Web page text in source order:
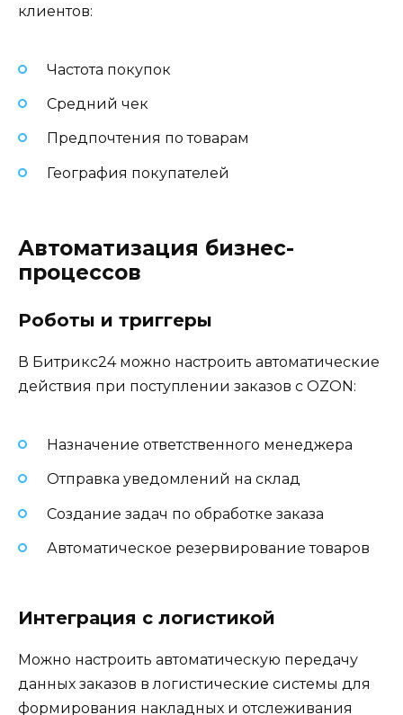
клиентов:
Частота покупок
Средний чек
Предпочтения по товарам
География покупателей
Автоматизация бизнес-
процессов
Роботы и триггеры
В Битрикс24 можно настроить автоматические
действия при поступлении заказов с OZON:
Назначение ответственного менеджера
Отправка уведомлений на склад
Создание задач по обработке заказа
Автоматическое резервирование товаров
Интеграция с логистикой
Можно настроить автоматическую передачу
данных заказов в логистические системы для
формирования накладных и отслеживания